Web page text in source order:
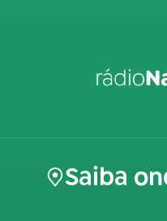
Saiba